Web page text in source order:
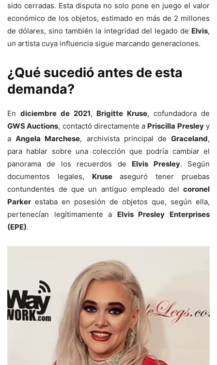
sido cerradas. Esta disputa no solo pone en juego el valor
económico de los objetos, estimado en más de 2 millones
de dólares, sino también la integridad del legado de Elvis,
un artista cuya influencia sigue marcando generaciones.
¿Qué sucedió antes de esta
demanda?
En diciembre de 2021, Brigitte Kruse, cofundadora de
GWS Auctions, contactó directamente a Priscilla Presleyy
aAngela Marchese, archivista principal deGraceland,
para hablar sobre una colección que podría cambiar el
panorama de los recuerdos de Elvis Presley. Según
documentos legales, Kruseaseguró tener pruebas
contundentes de que un antiguo empleado del coronel
Parker estaba en posesión de objetos que, según ella,
pertenecían legítimamente a Elvis Presley Enterprises
(EPE).